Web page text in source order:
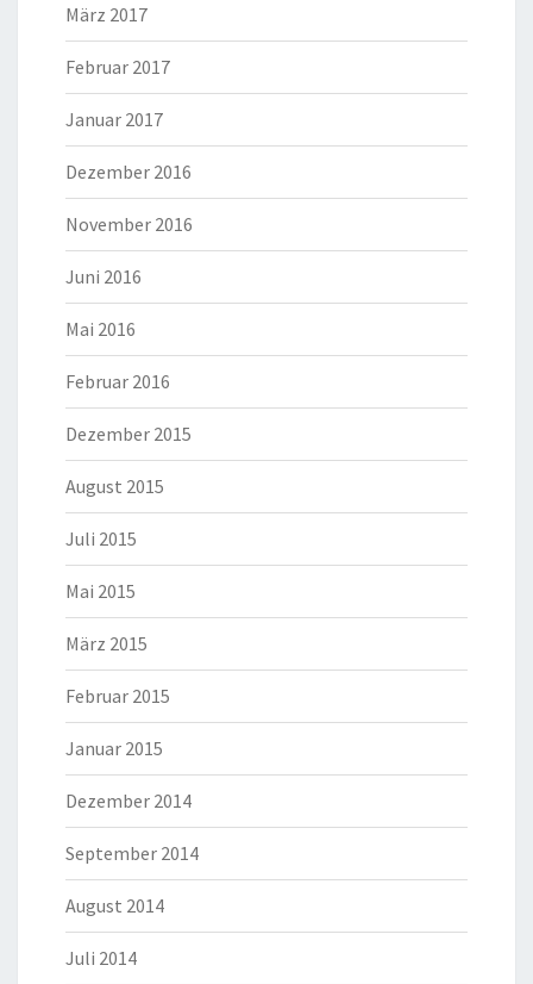
März 2017
Februar 2017
Januar 2017
Dezember 2016
November 2016
Juni 2016
Mai 2016
Februar 2016
Dezember 2015
August 2015
Juli 2015
Mai 2015
März 2015
Februar 2015
Januar 2015
Dezember 2014
September 2014
August 2014
Juli 2014